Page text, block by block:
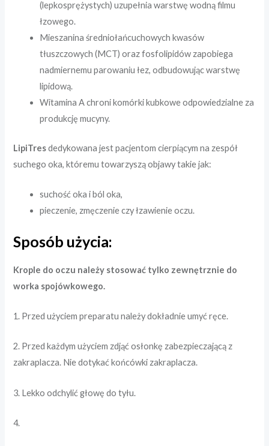
(lepkosprężystych) uzupełnia warstwę wodną filmu
łzowego.
Mieszanina średniołańcuchowych kwasów
tłuszczowych (MCT) oraz fosfolipidów zapobiega
nadmiernemu parowaniu łez, odbudowując warstwę
lipidową.
Witamina A chroni komórki kubkowe odpowiedzialne za
produkcję mucyny.
LipiTresdedykowana jest pacjentom cierpiącym na zespół
suchego oka, któremu towarzyszą objawy takie jak:
suchość oka i ból oka,
pieczenie, zmęczenie czy łzawienie oczu.
Sposób użycia:
Krople do oczu należy stosować tylko zewnętrznie do
worka spojówkowego.
1. Przed użyciem preparatu należy dokładnie umyć ręce.
2. Przed każdym użyciem zdjąć osłonkę zabezpieczającą z
zakraplacza. Nie dotykać końcówki zakraplacza.
3. Lekko odchylić głowę do tyłu.
4.